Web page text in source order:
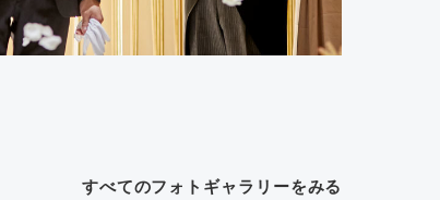
すべてのフォトギャラリーをみる